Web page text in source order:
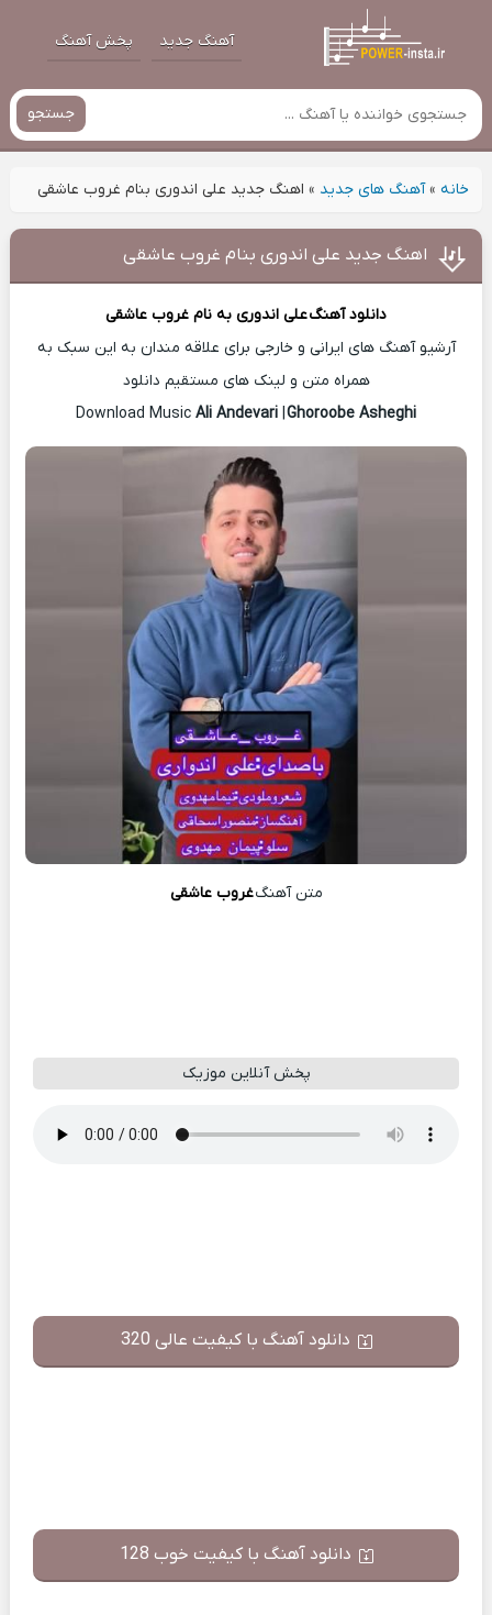
آهنگ جدید پخش آهنگ
جستجو
خانه»آهنگ های جدید » اهنگ جدید علی اندوری بنام غروب عاشقی
اهنگ جدید علی اندوری بنام غروب عاشقی
دانلود آهنگعلی اندوری به نام غروب عاشقی
آرشیو آهنگ های ایرانی و خارجی برای علاقه مندان به این سبک به
همراه متن و لینک های مستقیم دانلود
Download Music
Ali Andevari|Ghoroobe Asheghi
متن آهنگغروب عاشقی
پخش آنلاین موزیک
دانلود آهنگ با کیفیت عالی 320
دانلود آهنگ با کیفیت خوب 128